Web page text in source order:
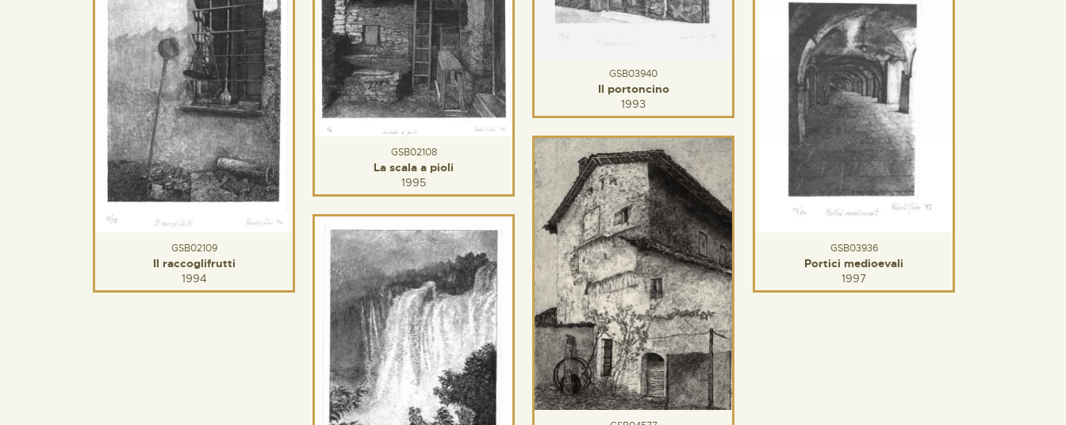
GSB03940
Il portoncino
1993
GSB02109
Il raccoglifrutti
1994
GSB02108
La scala a pioli
1995
GSB03936
Portici medioevali
1997